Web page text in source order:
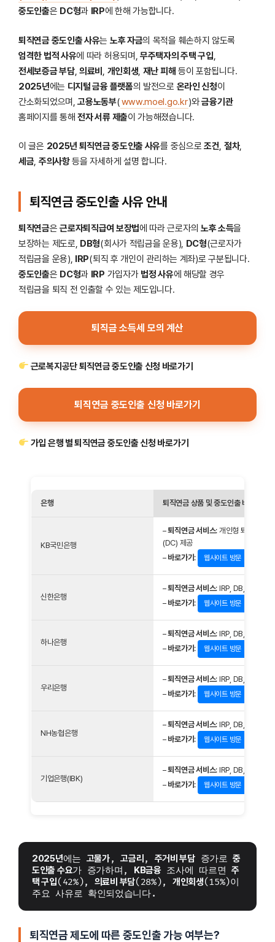
중도인출은 DC형과 IRP에 한해 가능합니다.
퇴직연금 중도인출 사유는 노후 자금의 목적을 훼손하지 않도록
엄격한 법적 사유에 따라 허용되며,무주택자의 주택 구입,
전세보증금 부담,의료비 , 개인회생, 재난 피해 등이 포함됩니다.
2025년에는 디지털 금융 플랫폼의 발전으로 온라인 신청이
간소화되었으며,고용노동부(www.moel.go.kr)와금융기관
홈페이지를 통해전자 서류 제출이 가능해졌습니다.
이 글은 2025년 퇴직연금 중도인출 사유를 중심으로조건, 절차,
세금, 주의사항등을 자세하게 설명 합니다.
퇴직연금 중도인출 사유 안내
퇴직연금은근로자퇴직급여 보장법에 따라 근로자의 노후 소득을
보장하는 제도로, DB형(회사가 적립금을 운용), DC형(근로자가
적립금을 운용), IRP(퇴직 후 개인이 관리하는 계좌)로 구분됩니다.
중도인출은 DC형과 IRP 가입자가 법정 사유에 해당할 경우
적립금을 퇴직 전 인출할 수 있는 제도입니다.
퇴직금 소득세 모의 계산
근로복지공단 퇴직연금 중도인출 신청 바로가기
퇴직연금 중도인출 신청 바로가기
가입 은행 별 퇴직연금 중도인출 신청 바로가기
은행 퇴직연금 상품 및 중도인출 바로가기
KB국민은행
–퇴직연금 서비스: 개인형 퇴직연금
(DC) 제공
– 바로가기 : 웹사이트 방문
신한은행
–퇴직연금 서비스: IRP, DB, DC 및
– 바로가기 : 웹사이트 방문
하나은행
–퇴직연금 서비스: IRP, DB, DC 및
– 바로가기 : 웹사이트 방문
우리은행
–퇴직연금 서비스: IRP, DB, DC 및
– 바로가기 : 웹사이트 방문
NH농협은행
–퇴직연금 서비스: IRP, DB, DC 및
– 바로가기 : 웹사이트 방문
기업은행(IBK)
–퇴직연금 서비스: IRP, DB, DC 및
– 바로가기 : 웹사이트 방문
2025년에는 고물가, 고금리 , 주거비 부담 증가로 중
도인출 수요가 증가하며, KB금융 조사에 따르면 주
택 구입(42%), 의료비 부담(28%), 개인회생(15%)이
주요 사유로 확인되었습니다.
퇴직연금 제도에 따른 중도인출 가능 여부는?